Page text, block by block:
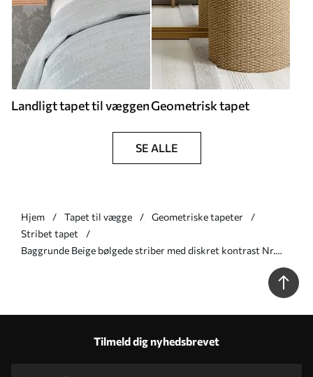
Landligt tapet til væggenGeometrisk tapet
SE ALLE
Hjem Tapet til vægge
Geometriske tapeter
Stribet tapet
Baggrunde Beige bølgede striber med diskret kontrast Nr.
Tilmeld dig nyhedsbrevet